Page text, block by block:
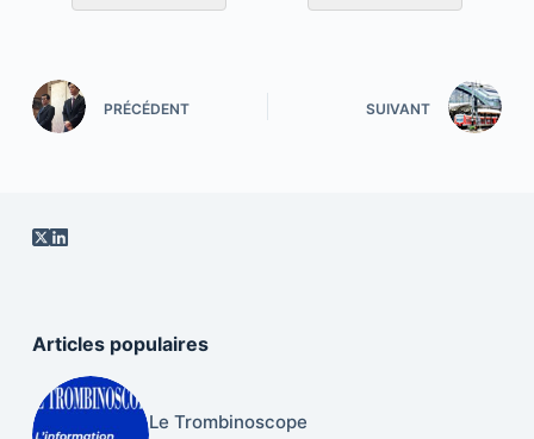
PRÉCÉDENT SUIVANT
Articles populaires
Le Trombinoscope